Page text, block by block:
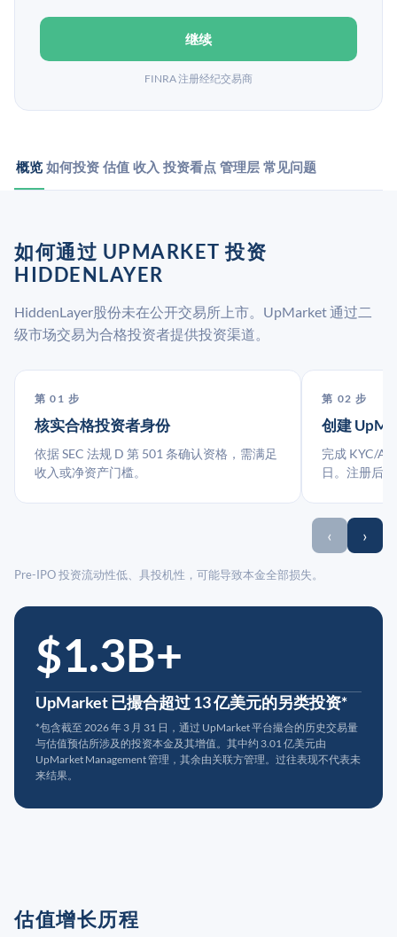
继续
FINRA 注册经纪交易商
概览 如何投资 估值 收入 投资看点 管理层 常见问题
如何通过 UPMARKET 投资
HIDDENLAYER
HiddenLayer股份未在公开交易所上市。UpMarket 通过二
级市场交易为合格投资者提供投资渠道。
第 01 步
核实合格投资者身份
依据 SEC 法规 D 第 501 条确认资格，需满足
收入或净资产门槛。
第 02 步
创建
完成 KYC/
日。注册后
‹ ›
Pre-IPO 投资流动性低、具投机性，可能导致本金全部损失。
$1.3B+
UpMarket 已撮合超过 13 亿美元的另类投资*
*包含截至 2026 年 3 月 31 日，通过 UpMarket 平台撮合的历史交易量
与估值预估所涉及的投资本金及其增值。其中约 3.01 亿美元由
UpMarket Management 管理，其余由关联方管理。过往表现不代表未
来结果。
估值增长历程